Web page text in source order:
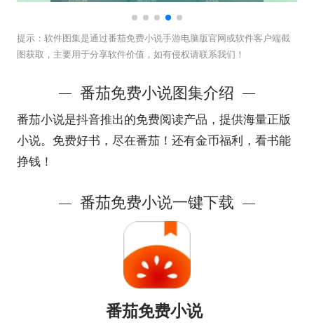
提示： 软件图集是通过番茄免费小说手游电脑版官网或软件客户端截
图获取，主要用于分享软件价值，如有侵权请联系我们！
番茄免费小说图集介绍
番茄小说是抖音推出的免费阅读产品，提供海量正版
小说。免费好书，尽在番茄！还有金币福利，看书能
挣钱！
番茄免费小说一键下载
番茄免费小说